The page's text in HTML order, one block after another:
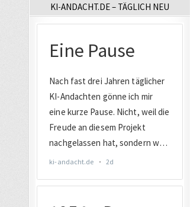
KI-ANDACHT.DE – TÄGLICH NEU